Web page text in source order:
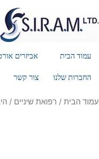
עמוד הבית אביזרים
החברות שלנו צור קשר
עמוד הבית / רפואת שיניים /